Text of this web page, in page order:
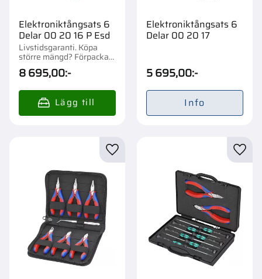
Elektroniktångsats 6
Delar 00 20 16 P Esd
Livstidsgaranti. Köpa
större mängd? Förpackad
om 1 st.
8 695,00:-
Elektroniktångsats 6
Delar 00 20 17
5 695,00:-
Info
Lägg till i favoriter